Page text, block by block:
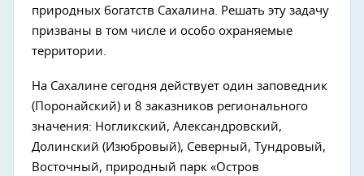
природных богатств Сахалина. Решать эту задачу
призваны в том числе и особо охраняемые
территории.
На Сахалине сегодня действует один заповедник
(Поронайский) и 8 заказников регионального
значения: Ногликский, Александровский,
Долинский (Изюбровый), Северный, Тундровый,
Восточный, природный парк «Остров